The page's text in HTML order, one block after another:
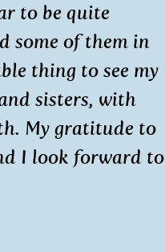
to be quite
some of them in
thing to see my
sisters, with
My gratitude to
I look forward to